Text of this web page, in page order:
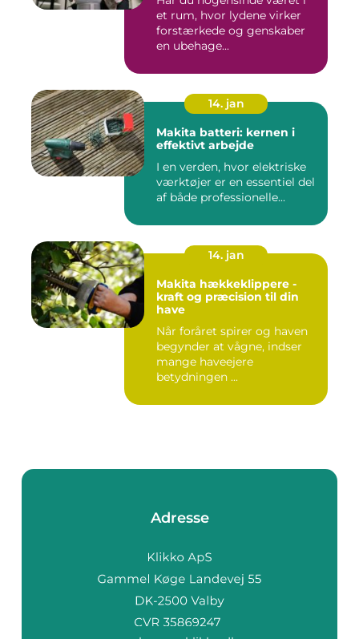
et rum, hvor lydene virker
forstærkede og genskaber
en ubehage...
14. jan
Makita batteri: kernen i
effektivt arbejde
I en verden, hvor elektriske
værktøjer er en essentiel del
af både professionelle...
14. jan
Makita hækkeklippere -
kraft og præcision til din
have
Når foråret spirer og haven
begynder at vågne, indser
mange haveejere
betydningen ...
Adresse